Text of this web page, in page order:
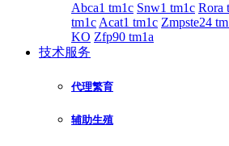
Abca1 tm1c Snw1 tm1c Rora
tm1c Acat1 tm1c Zmpste24
KO Zfp90 tm1a
技术服务
代理繁育
辅助生殖